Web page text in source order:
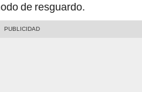
de resguardo.